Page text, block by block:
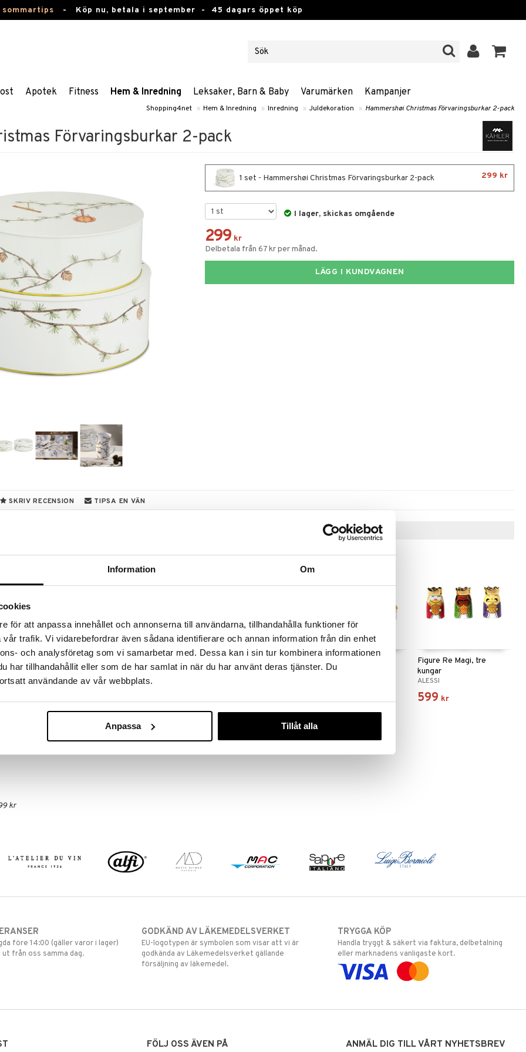
Information Om
för att anpassa innehållet och annonserna till användarna, tillhandahålla funktioner för
trafik. Vi vidarebefordrar även sådana identifierare och annan information från din enhet
och analysföretag som vi samarbetar med. Dessa kan i sin tur kombinera informationen
har tillhandahållit eller som de har samlat in när du har använt deras tjänster. Du
användande av vår webbplats.
Anpassa Tillåt alla
- Köp nu, betala i september - 45 dagars öppet köp
Apotek Fitness Hem & Inredning Leksaker, Barn & Baby Varumärken Kampanjer
Shopping4net » Hem & Inredning » Inredning » Juldekoration » Hammershøi Christmas Förvaringsburkar 2-pack
Förvaringsburkar 2-pack
1 set - Hammershøi Christmas Förvaringsburkar 2-pack 299 kr
I lager, skickas omgående
299 kr
Delbetala från 67 kr per månad.
LÄGG I KUNDVAGNEN
SKRIV RECENSION TIPSA EN VÄN
fynden
fram till 31/8-2026, men var snabb - dina
där fokus ligger på den klassiska
Rikke Jacobsen står bakom årets design, och
Dessa är gjorda i vit metall som
består av fina grenar med gran och
ha stående hemma. Får ej diskas i diskmaskinen.
kr
Tips till dig
427
julkrubba inkl figurer
1739
Figure Re Magi, tre
kungar
ALESSI
599 kr
före 14:00 (gäller varor i lager)
från oss samma dag.
GODKÄND AV LÄKEMEDELSVERKET
EU-logotypen är symbolen som visar att vi är
godkända av Läkemedelsverket gällande
försäljning av läkemedel.
TRYGGA KÖP
Handla tryggt & säkert via faktura, delbetalning
eller marknadens vanligaste kort.
FÖLJ OSS ÄVEN PÅ ANMÄL DIG TILL VÅRT NYHETSBREV